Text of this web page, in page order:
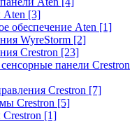
Aten [3]
обеспечение Aten [1]
WyreStorm [2]
Crestron [23]
панели Crestron
Crestron [7]
Crestron [5]
[1]